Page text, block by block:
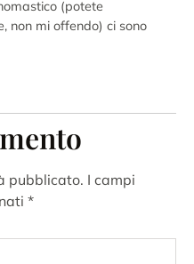
(potete
non mi offendo) ci sono
pubblicato. I campi
*